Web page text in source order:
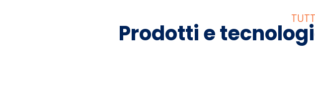
Prodotti e